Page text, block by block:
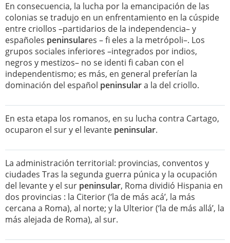
En consecuencia, la lucha por la emancipación de las
colonias se tradujo en un enfrentamiento en la cúspide
entre criollos –partidarios de la independencia– y
españoles peninsulares – fi eles a la metrópoli–. Los
grupos sociales inferiores –integrados por indios,
negros y mestizos– no se identi fi caban con el
independentismo; es más, en general preferían la
dominación del español peninsulara la del criollo.
En esta etapa los romanos, en su lucha contra Cartago,
ocuparon el sur y el levante peninsular.
La administración territorial: provincias, conventos y
ciudades Tras la segunda guerra púnica y la ocupación
del levante y el sur peninsular, Roma dividió Hispania en
dos provincias : la Citerior (‘la de más acá’, la más
cercana a Roma), al norte; y la Ulterior (‘la de más allá’, la
más alejada de Roma), al sur.